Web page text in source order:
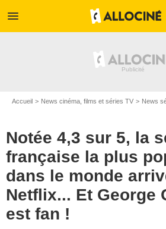
menu
Accueil News cinéma, films et séries TV News
Notée 4,3 sur 5, la
française la plus
dans le monde
Netflix... Et George
est fan !